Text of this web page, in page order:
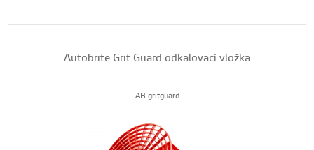
Autobrite Grit Guard odkalovací vložka
AB-gritguard